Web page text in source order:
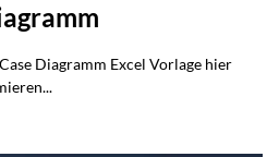
Diagramm Excel Vorlage hier